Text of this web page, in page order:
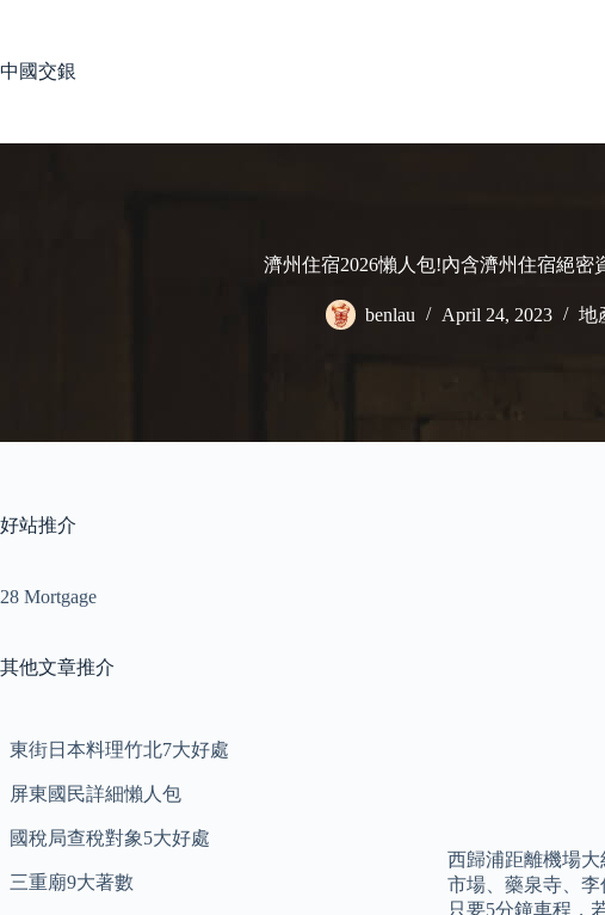
中國交銀
濟州住宿2026懶人包!內含濟州住宿絕密
benlau April 24, 2023 地
西歸浦距離機場
市場、藥泉寺、
只要5分鐘車程，
好站推介
28 Mortgage
其他文章推介
東街日本料理竹北7大好處
屏東國民詳細懶人包
國稅局查稅對象5大好處
三重廟9大著數